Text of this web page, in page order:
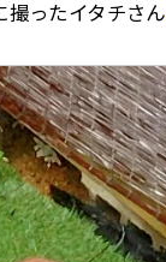
撮ったイタチさん